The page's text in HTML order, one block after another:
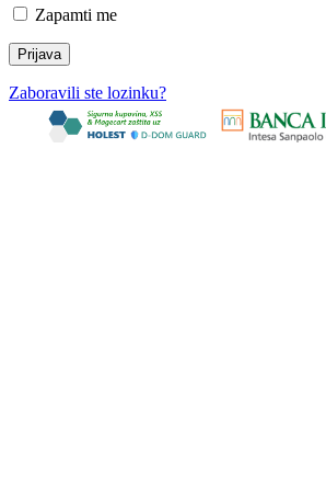
Zapamti me
Zaboravili ste lozinku?